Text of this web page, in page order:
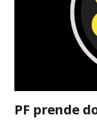
pretos profundos –
Switch é portátil de
na cama. Series S é
Scarlet/Violet,
PF prende